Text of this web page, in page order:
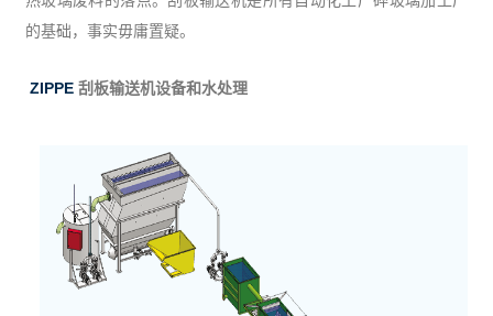
的基础，事实毋庸置疑。
ZIPPE 刮板输送机设备和水处理